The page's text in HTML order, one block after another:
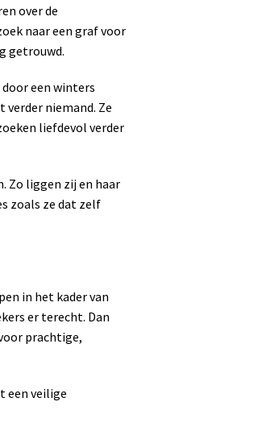
over de
naar een graf voor
getrouwd.
een winters
niemand. Ze
liefdevol verder
Zo liggen zij en haar
zoals ze dat zelf
in het kader van
er terecht. Dan
prachtige,
een veilige